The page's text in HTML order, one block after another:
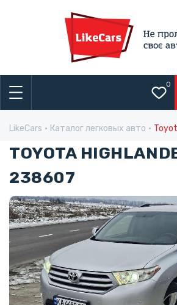
0
LikeCars Каталог легковых авто
TOYOTA
238607